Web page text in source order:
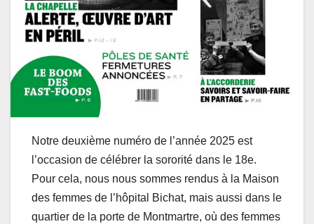
Notre deuxième numéro de l’année 2025 est
l’occasion de célébrer la sororité dans le 18e.
Pour cela, nous nous sommes rendus à la Maison
des femmes de l’hôpital Bichat, mais aussi dans le
quartier de la porte de Montmartre, où des femmes